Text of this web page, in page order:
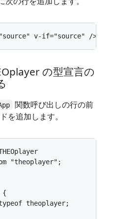
"source" v-if="source" />
の型宣言の
関数呼び出しの行の前
を追加します。
"theoplayer" ;
{
theoplayer;